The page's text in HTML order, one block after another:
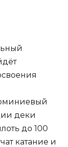
деки
до 100
катание и